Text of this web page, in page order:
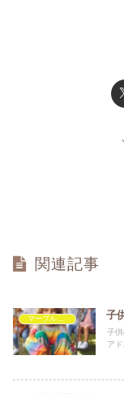
関連記事
マーブルを救いたい 子
子
ア